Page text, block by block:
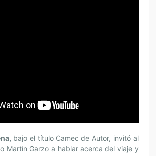
bajo el título Cameo de Autor, invitó al
Martín Garzo a hablar acerca del viaje y